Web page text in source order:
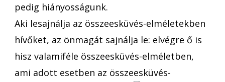
pedig hiányosságunk.
Aki lesajnálja az összeesküvés-elméletekben
hívőket, az önmagát sajnálja le: elvégre ő is
hisz valamiféle összeesküvés-elméletben,
ami adott esetben az összeesküvés-